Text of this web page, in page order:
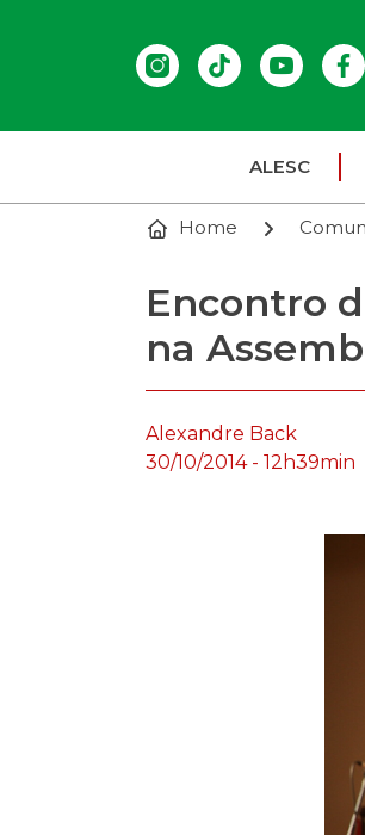
ALESC
Home
Encontro
na
Alexandre Back
30/10/2014 - 12h39min